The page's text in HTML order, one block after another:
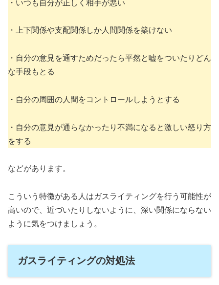
・いつも自分が正しく相手が悪い
・上下関係や支配関係しか人間関係を築けない
・自分の意見を通すためだったら平然と嘘をついたりどん
な手段もとる
・自分の周囲の人間をコントロールしようとする
・自分の意見が通らなかったり不満になると激しい怒り方
をする
などがあります。
こういう特徴がある人はガスライティングを行う可能性が
高いので、近づいたりしないように、深い関係にならない
ように気をつけましょう。
ガスライティングの対処法